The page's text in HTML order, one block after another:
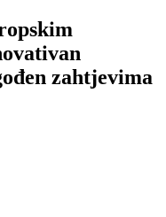
zahtjevima